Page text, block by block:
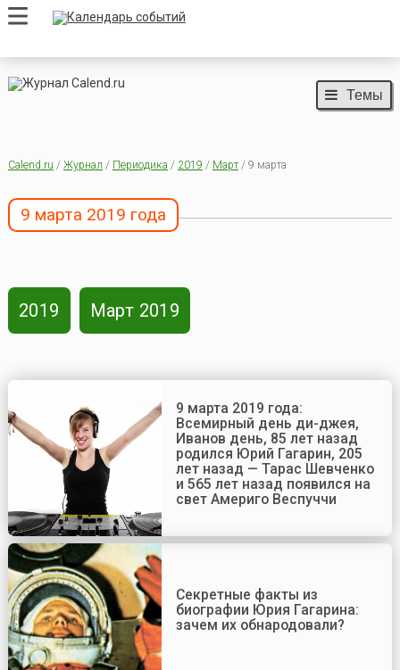
Темы
Calend.ru / Журнал / Периодика / 2019 / Март/ 9 марта
9 марта 2019 года
2019 Март 2019
9 марта 2019 года:
Всемирный день ди-джея,
Иванов день, 85 лет назад
родился Юрий Гагарин, 205
лет назад — Тарас Шевченко
и 565 лет назад появился на
свет Америго Веспуччи
Секретные факты из
биографии Юрия Гагарина:
зачем их обнародовали?